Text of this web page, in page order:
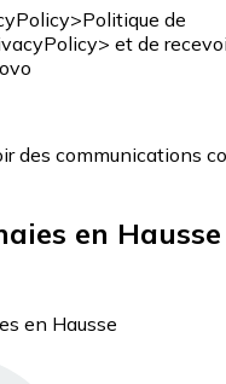
de
et de
des communications
en
en Hausse